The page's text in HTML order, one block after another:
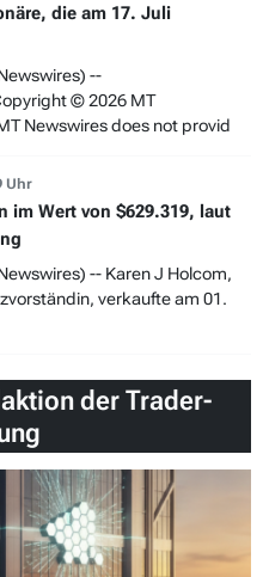
der Trader-
die am 17. Juli
--
© 2026 MT
Newswires does not provid
Uhr
im Wert von $629.319, laut
-- Karen J Holcom,
verkaufte am 01.